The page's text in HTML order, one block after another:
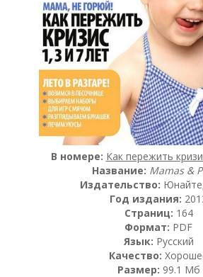
В номере: Как пережить
Название: Mamas &
Издательство:
Год издания:
Страниц: 164
Формат: PDF
Язык: Русский
Качество:
Размер: 99.1 Мб